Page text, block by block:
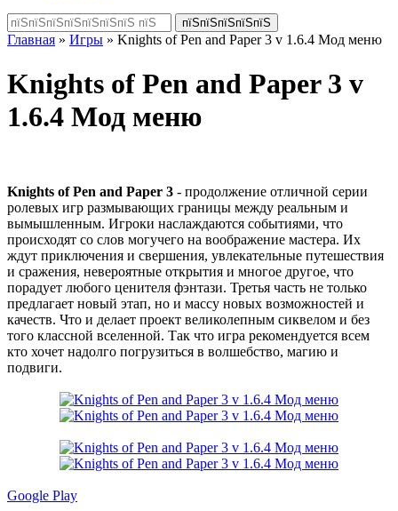
Главная » Игры » Knights of Pen and Paper 3 v 1.6.4 Мод меню
Knights of Pen and Paper 3 v
1.6.4 Мод меню
Knights of Pen and Paper 3 - продолжение отличной серии
ролевых игр размывающих границы между реальным и
вымышленным. Игроки наслаждаются событиями, что
происходят со слов могучего на воображение мастера. Их
ждут приключения и свершения, увлекательные путешествия
и сражения, невероятные открытия и многое другое, что
порадует любого ценителя фэнтази. Третья часть не только
предлагает новый этап, но и массу новых возможностей и
качеств. Что и делает проект великолепным сиквелом и без
того классной вселенной. Так что игра рекомендуется всем
кто хочет надолго погрузиться в волшебство, магию и
подвиги.
Google Play